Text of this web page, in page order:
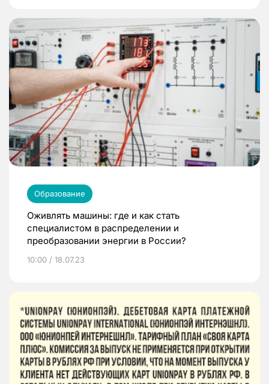
Образование
Оживлять машины: где и как стать
специалистом в распределении и
преобразовании энергии в России?
10:00 / 18.07.23